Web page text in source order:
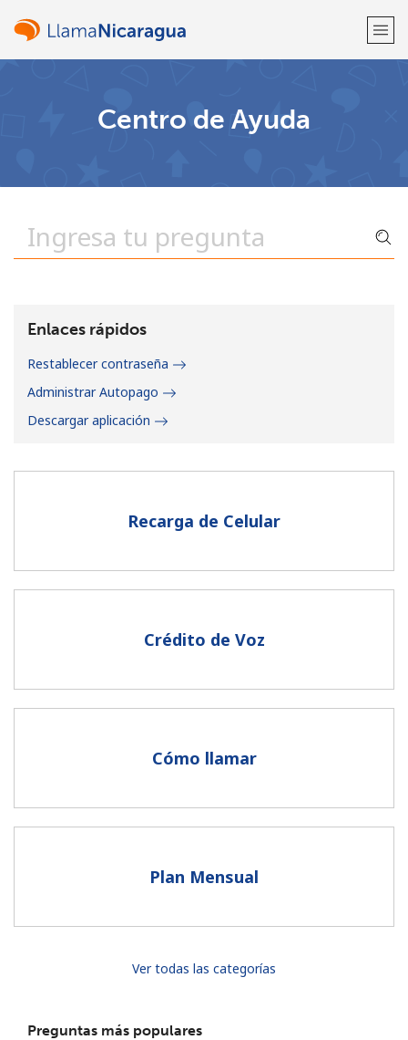
Un caracter especial
Al abrir una cuenta en este sitio web, estoy de acuerdo con
Centro de Ayuda
Recarga de Celular
Crédito de Voz
Cómo llamar
Plan Mensual
Ver todas las categorías
Preguntas más populares
Enlaces rápidos
Restablecer contraseña
Administrar Autopago
Descargar aplicación